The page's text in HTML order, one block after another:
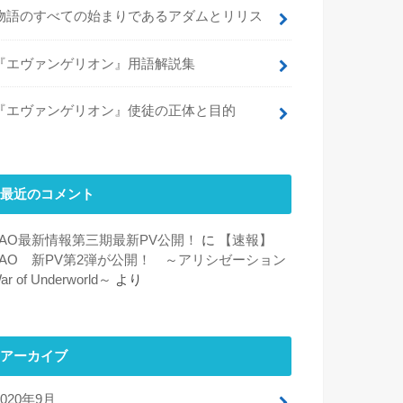
語のすべての始まりであるアダムとリリス
エヴァンゲリオン』用語解説集
エヴァンゲリオン』使徒の正体と目的
最近のコメント
最新情報第三期最新PV公開！ に
【速報】
新PV第2弾が公開！ ～アリシゼーション
of Underworld～ より
アーカイブ
年9月